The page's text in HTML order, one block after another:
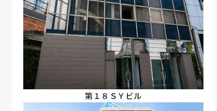
第１８ＳＹビル